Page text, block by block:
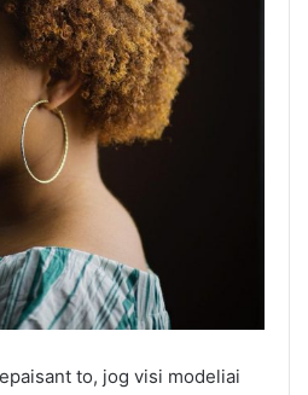
to, jog visi modeliai